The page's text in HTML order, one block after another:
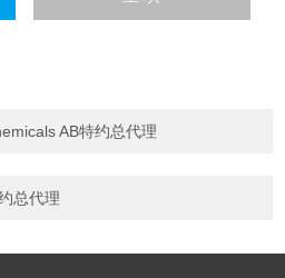
AB特约总代理
总代理